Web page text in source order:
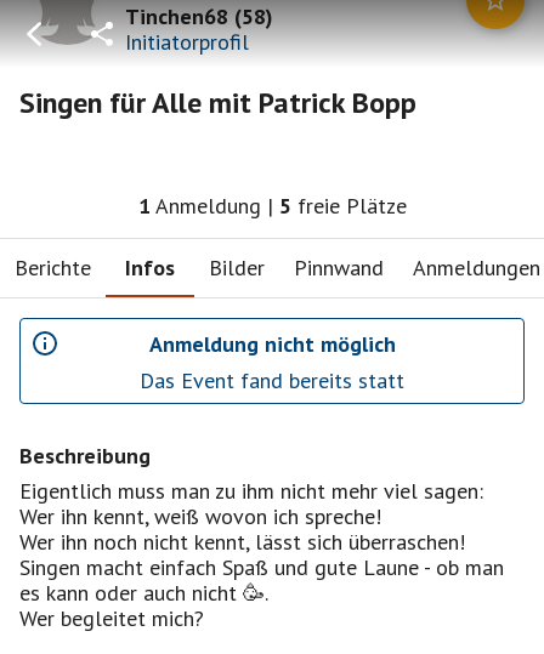
Tinchen68(58)
Initiatorprofil
Singen für Alle mit Patrick Bopp
1 Anmeldung | 5 freie Plätze
Berichte Infos Bilder Pinnwand Anmeldungen
Anmeldung nicht möglich
Das Event fand bereits statt
Beschreibung
Eigentlich muss man zu ihm nicht mehr viel sagen:
Wer ihn kennt, weiß wovon ich spreche!
Wer ihn noch nicht kennt, lässt sich überraschen!
Singen macht einfach Spaß und gute Laune - ob man
es kann oder auch nicht 🥳.
Wer begleitet mich?